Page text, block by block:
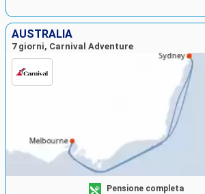
AUSTRALIA
7 giorni, Carnival Adventure
Pensione completa